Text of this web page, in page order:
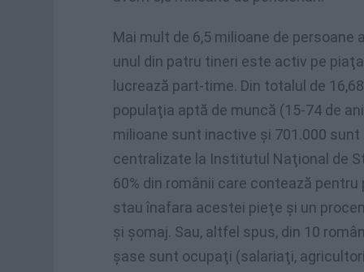
Mai mult de 6,5 milioane de persoane
unul din patru tineri este activ pe
lucrează part-time. Din totalul de
populaţia aptă de muncă (15-74 de
milioane sunt inactive şi 701.000
centralizate la Institutul Naţional de
60% din românii care contează
stau înafara acestei pieţe şi un
şi şomaj. Sau, altfel spus, din 10
şase sunt ocupaţi (salariaţi,